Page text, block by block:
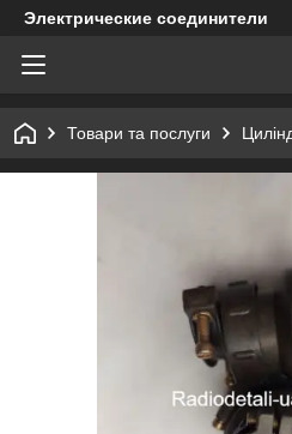
Электрические соединители
Товари та послуги